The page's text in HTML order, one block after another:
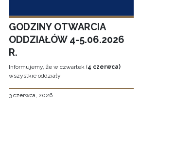
GODZINY OTWARCIA
ODDZIAŁÓW 4-5.06.2026
R.
Informujemy, że w czwartek (4 czerwca)
wszystkie oddziały
3 czerwca, 2026